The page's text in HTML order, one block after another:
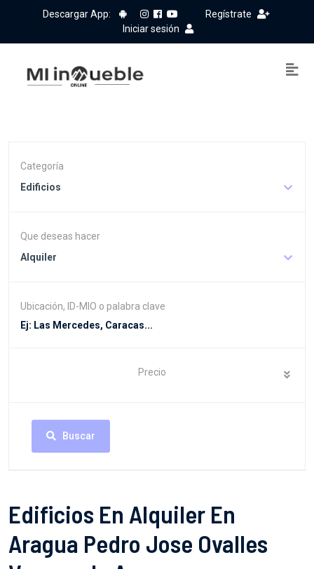
Descargar App:
Regístrate
Iniciar sesión
Categoría
Edificios
Que deseas hacer
Alquiler
Ubicación, ID-MIO o palabra clave
Precio
Buscar
Edificios En Alquiler En
Aragua Pedro Jose Ovalles